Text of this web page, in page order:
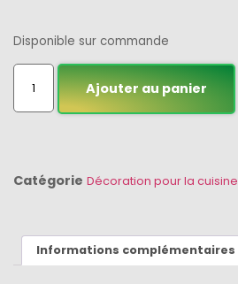
Disponible sur commande
Ajouter au panier
Catégorie Décoration pour la cuisine
Informations complémentaires